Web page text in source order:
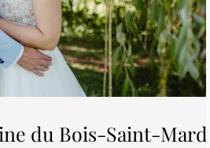
du Bois-Saint-Mard -